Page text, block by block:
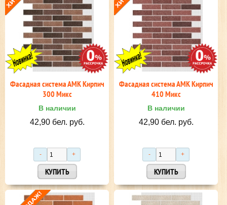
Фасадная система АМК Кирпич
300 Микс
В наличии
42,90 бел. руб.
Фасадная система АМК Кирпич
410 Микс
В наличии
42,90 бел. руб.